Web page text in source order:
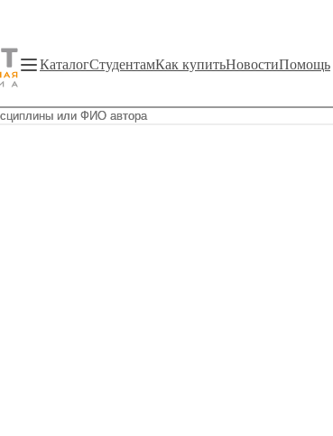
КаталогСтудентамКак купитьНовостиПомощь